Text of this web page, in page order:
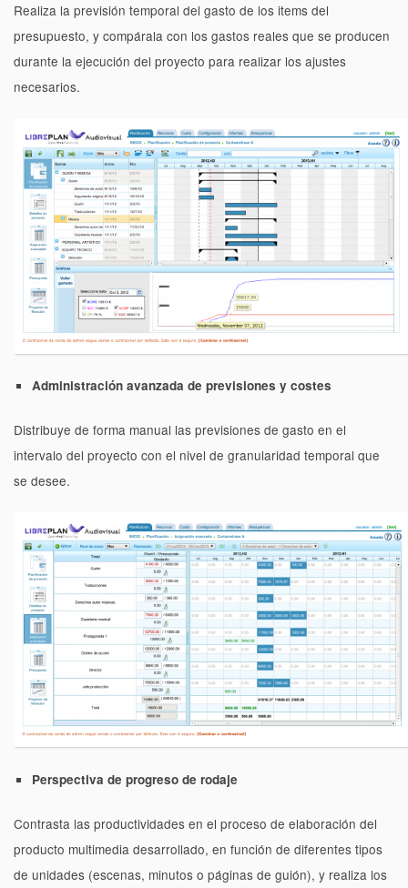
Realiza la previsión temporal del gasto de los items del
presupuesto, y compárala con los gastos reales que se producen
durante la ejecución del proyecto para realizar los ajustes
necesarios.
Administración avanzada de previsiones y costes
Distribuye de forma manual las previsiones de gasto en el
intervalo del proyecto con el nivel de granularidad temporal que
se desee.
Perspectiva de progreso de rodaje
Contrasta las productividades en el proceso de elaboración del
producto multimedia desarrollado, en función de diferentes tipos
de unidades (escenas, minutos o páginas de guión), y realiza los